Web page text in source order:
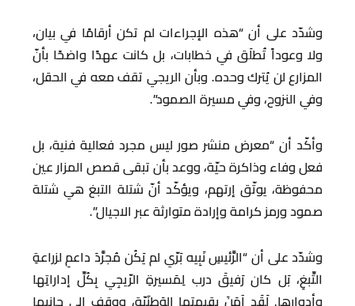
وشدّد على أن “هذه الإجراءات لم تكن أرقامًا في بيان،
ولا وعوداً تُطلَق في خطابات، بل كانت عهدًا واضحًا بأنّ
المزارع لن يُترك وحده. وبأن الريجي تقف معه في الحقل،
وفي النزوح، وفي مسيرة الصمود”.
وأكّد أن “معرض منشر صور ليس مجرد فعالية فنية، بل
فعل وفاء وذاكرة حيّة، ووعد بأن تبقى قصص المزار عين
محفوظة، يوتّق إرتهم، ويؤكّد أنّ شتلة التبغ هي شتلة
صمود ورمز كرامة وإرادة متوارثة عبر الاجيال”.
وشدّد على أن “الرَّئيسِ نَبِيه بَرّي لم يَكُن مُجرَّدَ داعمِ لزراعةِ
التِّبغِ، بَل كان رَفيقَ درب لِمَسيرةِ الرّيجِي بِكُلِّ إداراتِها
وأدوارِها. لَقَد آمَنَ بقيمتِها الوَطنَيّة، ووقف إلى جانبها